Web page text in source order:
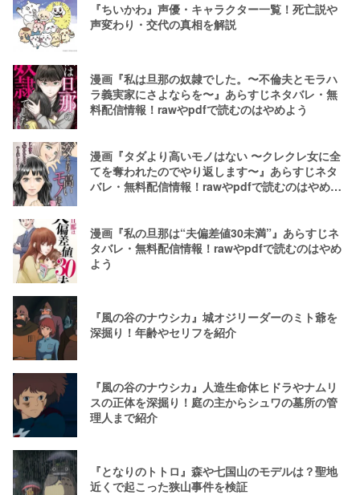
『ちいかわ』声優・キャラクター一覧！死亡説や
声変わり・交代の真相を解説
漫画『私は旦那の奴隷でした。〜不倫夫とモラハ
ラ義実家にさよならを〜』あらすじネタバレ・無
料配信情報！rawやpdfで読むのはやめよう
漫画『タダより高いモノはない 〜クレクレ女に全
てを奪われたのでやり返します〜』あらすじネタ
バレ・無料配信情報！rawやpdfで読むのはやめよ
漫画『私の旦那は“夫偏差値30未満”』あらすじネ
タバレ・無料配信情報！rawやpdfで読むのはやめ
よう
『風の谷のナウシカ』城オジリーダーのミト爺を
深掘り！年齢やセリフを紹介
『風の谷のナウシカ』人造生命体ヒドラやナムリ
スの正体を深掘り！庭の主からシュワの墓所の管
理人まで紹介
『となりのトトロ』森や七国山のモデルは？聖地
近くで起こった狭山事件を検証